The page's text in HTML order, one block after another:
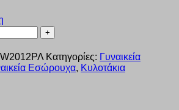
W2012ΡΛ Κατηγορίες: Γυναικεία
Εσώρουχα, Κυλοτάκια